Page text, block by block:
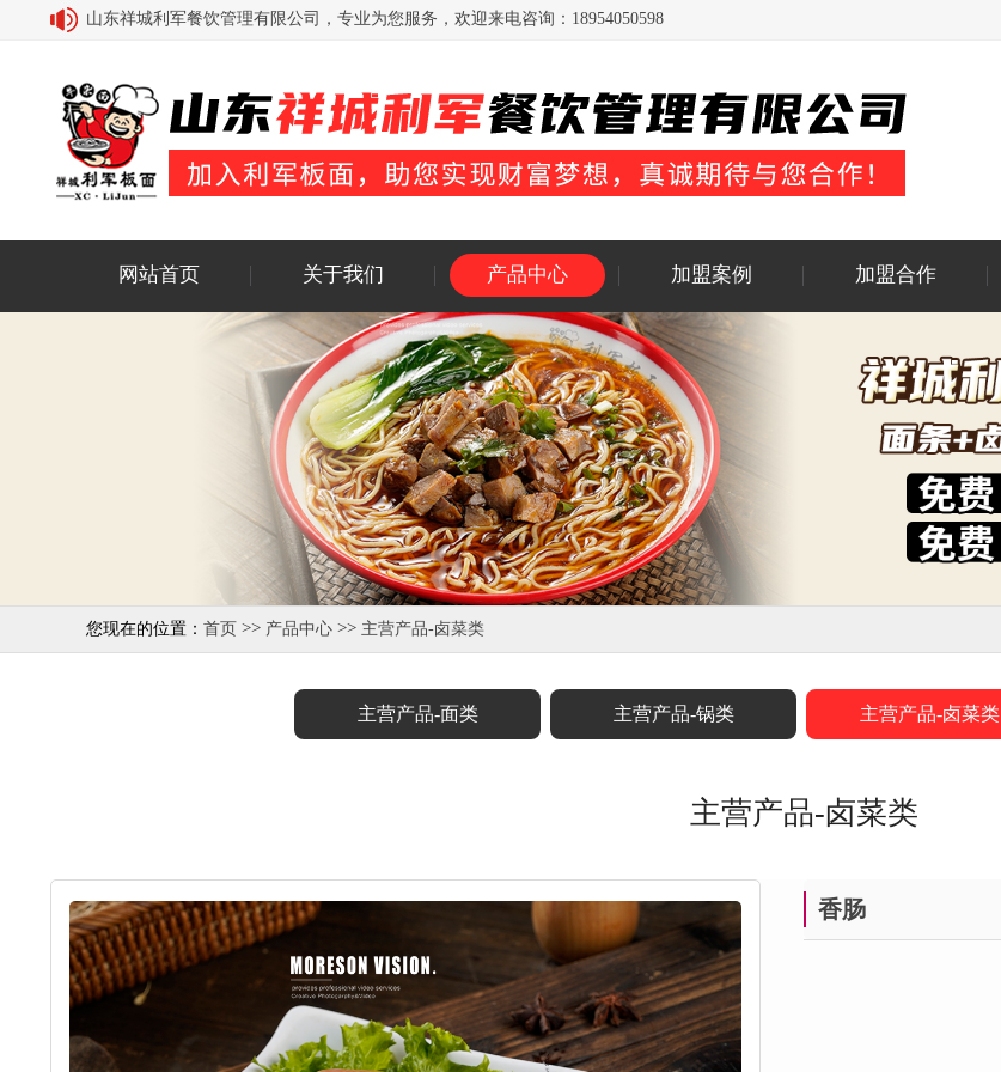
山东祥城利军餐饮管理有限公司，专业为您服务，欢迎来电咨询：18954050598
网站首页 关于我们 产品中心 加盟案例 加盟合作
您现在的位置： 首页 >> 产品中心 >> 主营产品-卤菜类
主营产品-面类 主营产品-锅类 主营产品-卤菜类
主营产品-卤菜类
香肠